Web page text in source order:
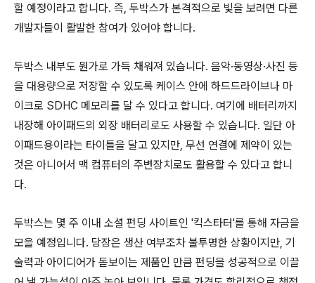
할 예정이라고 합니다. 즉, 두박스가 본격적으로 빛을 보려면 다른
개발자들이 활발한 참여가 있어야 합니다.
두박스 내부도 뭔가로 가득 채워져 있습니다. 음악·동영상·사진 등
을 대용량으로 저장할 수 있도록 케이스 안에 하드드라이브나 마
이크로 SDHC 메모리를 달 수 있다고 합니다. 여기에 배터리까지
내장해 아이패드의 외장 배터리로도 사용할 수 있습니다. 일단 아
이패드용이라는 타이틀을 달고 있지만, 무선 연결에 제약이 있는
것은 아니어서 맥 컴퓨터의 주변장치로도 활용할 수 있다고 합니
다.
두박스는 몇 주 이내 소셜 펀딩 사이트인 '킥스타터'를 통해 자금을
모을 예정입니다. 당장은 생산 여부조차 불투명한 상황이지만, 기
술력과 아이디어가 돋보이는 제품인 만큼 펀딩을 성공적으로 이끌